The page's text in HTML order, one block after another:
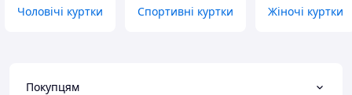
Чоловічі куртки Спортивні куртки Жіночі куртки
Покупцям